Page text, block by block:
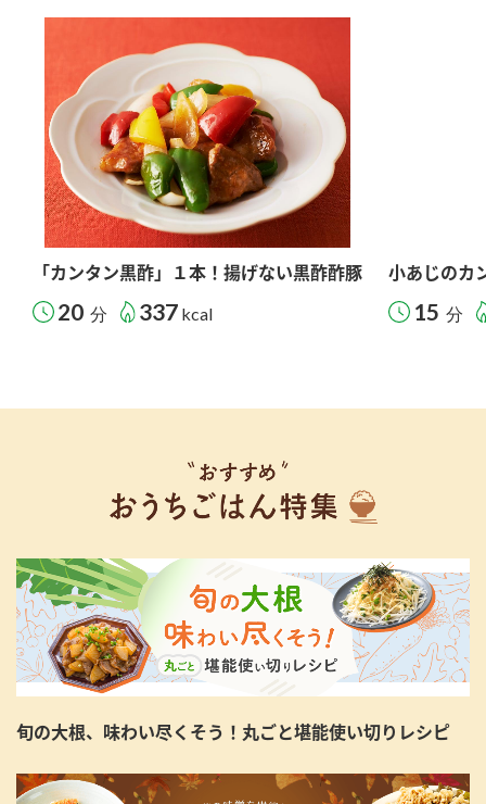
「カンタン黒酢」１本！揚げない黒酢酢豚
20 分 337 kcal
小あじのカ
15 分
旬の大根、味わい尽くそう！丸ごと堪能使い切りレシピ